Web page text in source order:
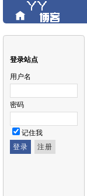
登录站点
用户名
密码
记住我